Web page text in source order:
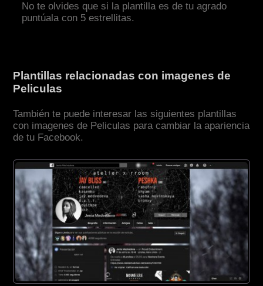
No te olvides que si la plantilla es de tu agrado
puntúala con 5 estrellitas.
Plantillas relacionadas con imagenes de
Peliculas
También te puede interesar las siguientes plantillas
con imagenes de Peliculas para cambiar la apariencia
de tu Facebook.